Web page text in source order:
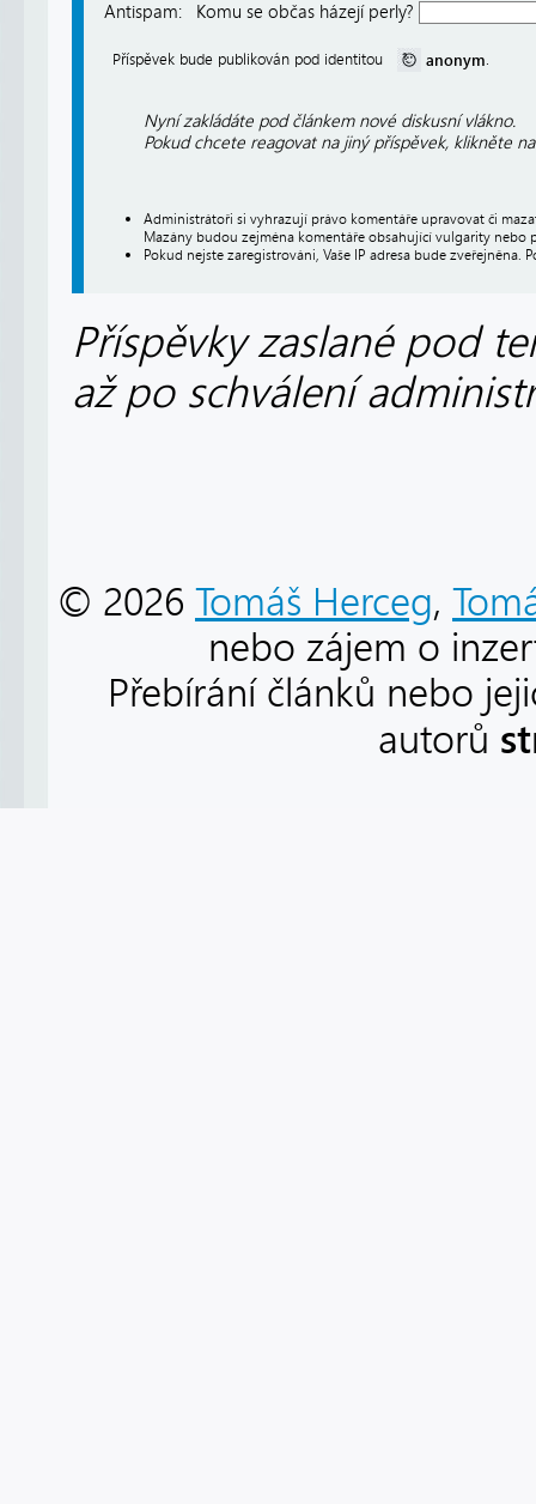
Antispam: Komu se občas házejí perly?
Příspěvek bude publikován pod identitou anonym.
Nyní zakládáte pod článkem nové diskusní vlákno.
Pokud chcete reagovat na jiný příspěvek, klikněte
Administrátoři si vyhrazují právo komentáře upravovat či
Mazány budou zejména komentáře obsahující vulgarity nebo
Pokud nejste zaregistrováni, Vaše IP adresa bude
Příspěvky zaslané pod
až po schválení
© 2026 Tomáš Herceg,
nebo zájem o
Přebírání článků nebo
autorů